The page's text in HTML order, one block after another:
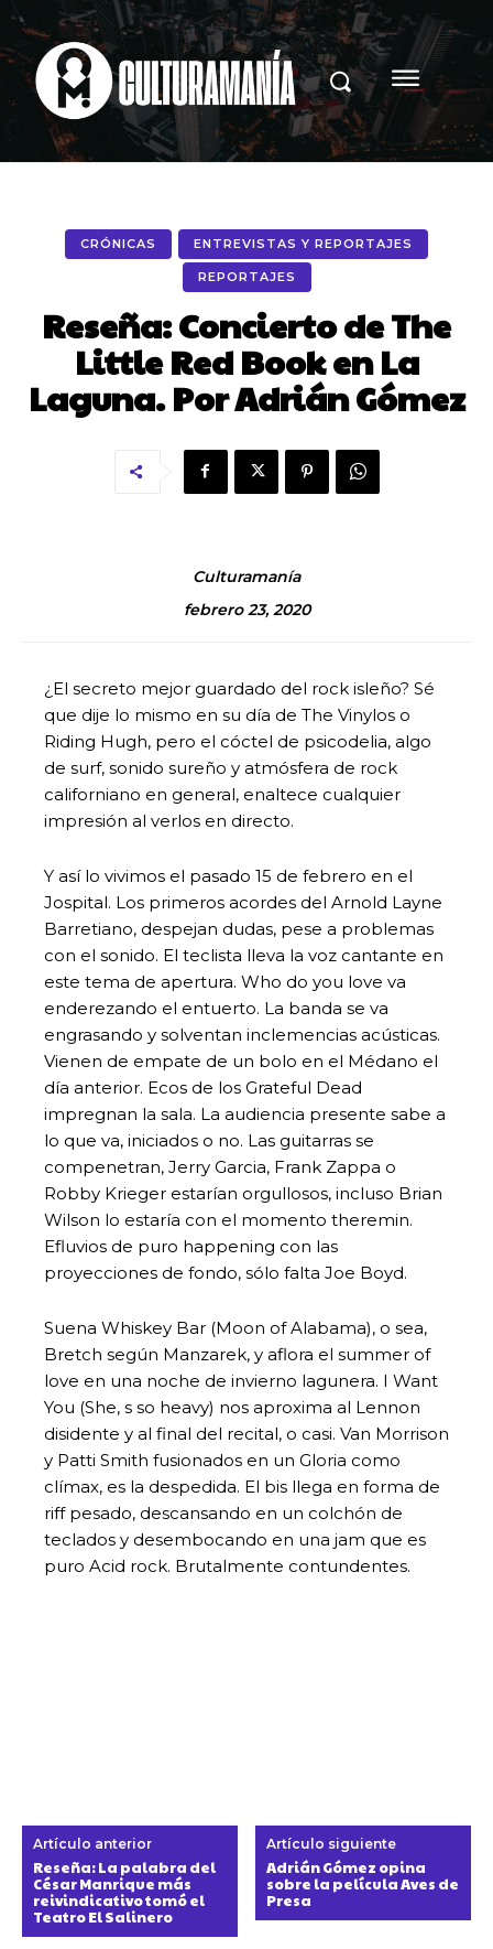
CRÓNICAS ENTREVISTAS Y REPORTAJES
REPORTAJES
Reseña: Concierto de The
Little Red Book en La
Laguna. Por Adrián Gómez
Culturamanía
febrero 23, 2020
¿El secreto mejor guardado del rock isleño? Sé
que dije lo mismo en su día de The Vinylos o
Riding Hugh, pero el cóctel de psicodelia, algo
de surf, sonido sureño y atmósfera de rock
californiano en general, enaltece cualquier
impresión al verlos en directo.
Y así lo vivimos el pasado 15 de febrero en el
Jospital. Los primeros acordes del Arnold Layne
Barretiano, despejan dudas, pese a problemas
con el sonido. El teclista lleva la voz cantante en
este tema de apertura. Who do you love va
enderezando el entuerto. La banda se va
engrasando y solventan inclemencias acústicas.
Vienen de empate de un bolo en el Médano el
día anterior. Ecos de los Grateful Dead
impregnan la sala. La audiencia presente sabe a
lo que va, iniciados o no. Las guitarras se
compenetran, Jerry Garcia, Frank Zappa o
Robby Krieger estarían orgullosos, incluso Brian
Wilson lo estaría con el momento theremin.
Efluvios de puro happening con las
proyecciones de fondo, sólo falta Joe Boyd.
Suena Whiskey Bar (Moon of Alabama), o sea,
Bretch según Manzarek, y aflora el summer of
love en una noche de invierno lagunera. I Want
You (She, s so heavy) nos aproxima al Lennon
disidente y al final del recital, o casi. Van Morrison
y Patti Smith fusionados en un Gloria como
clímax, es la despedida. El bis llega en forma de
riff pesado, descansando en un colchón de
teclados y desembocando en una jam que es
puro Acid rock. Brutalmente contundentes.
Artículo anterior
Reseña: La palabra del
César Manrique más
reivindicativo tomó el
Teatro El Salinero
Artículo siguiente
Adrián Gómez opina
sobre la película Aves de
Presa